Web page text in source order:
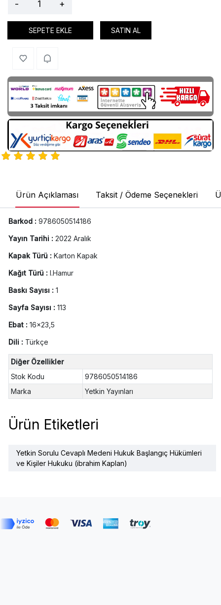
- +
SEPETE EKLE SATIN AL
Ürün Açıklaması Taksit / Ödeme Seçenekleri
Barkod : 9786050514186
Yayın Tarihi : 2022 Aralık
Kapak Türü : Karton Kapak
Kağıt Türü : I.Hamur
Baskı Sayısı : 1
Sayfa Sayısı : 113
Ebat : 16x23,5
Dili : Türkçe
Diğer Özellikler
Stok Kodu
9786050514186
Marka
Yetkin Yayınları
Ürün Etiketleri
Yetkin Sorulu Cevaplı Medeni Hukuk Başlangıç Hükümleri
ve Kişiler Hukuku (ibrahim Kaplan)